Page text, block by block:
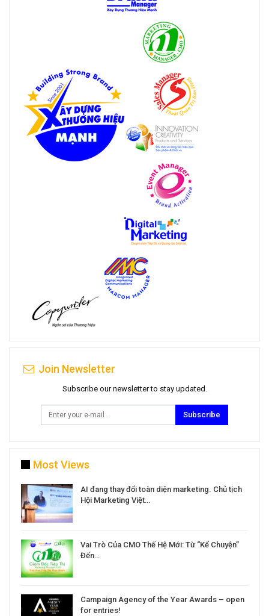
Join Newsletter
Subscribe our newsletter to stay updated.
Subscribe
Most Views
AI đang thay đổi toàn diện marketing. Chủ tịch
Hội Marketing Việt…
Vai Trò Của CMO Thế Hệ Mới: Từ “Kể Chuyện”
Đến…
Campaign Agency of the Year Awards – open
for entries!